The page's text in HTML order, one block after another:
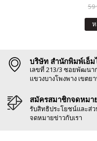
59
บริษัท สำนักพิมพ์เอ็ม
เลขที่ 213/3 ซอยพัฒนา
แขวงบางโพงพาง เขตย
สมัครสมาชิกจดหมา
รับสิทธิประโยชน์และส่
จดหมายข่าวกับเรา